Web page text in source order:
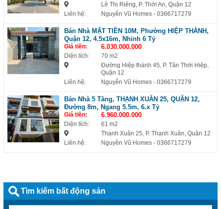
Lê Thị Riêng, P. Thới An, Quận 12
Liên hệ:
Nguyễn Vũ Homes - 0366717279
Bán Nhà MẶT TIỀN 10M, Phường HIỆP THÀNH,
Quận 12, 4.5x16m, Nhỉnh 6 Tỷ
Giá tiền: 6.030.000.000
Diện tích:
70 m2
Đường Hiệp thành 45, P. Tân Thới Hiệp,
Quận 12
Liên hệ:
Nguyễn Vũ Homes - 0366717279
Bán Nhà 5 Tầng, THẠNH XUÂN 25, QUẬN 12,
Đường 8m, Ngang 5.5m, 6.x Tỷ
Giá tiền: 6.960.000.000
Diện tích:
61 m2
Thạnh Xuân 25, P. Thạnh Xuân, Quận 12
Liên hệ:
Nguyễn Vũ Homes - 0366717279
Tìm kiếm bất động sản